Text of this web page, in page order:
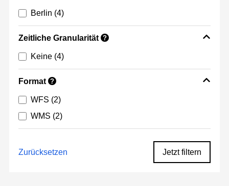
Berlin (4)
Zeitliche Granularität ?
Keine (4)
Format ?
WFS (2)
WMS (2)
Zurücksetzen Jetzt filtern